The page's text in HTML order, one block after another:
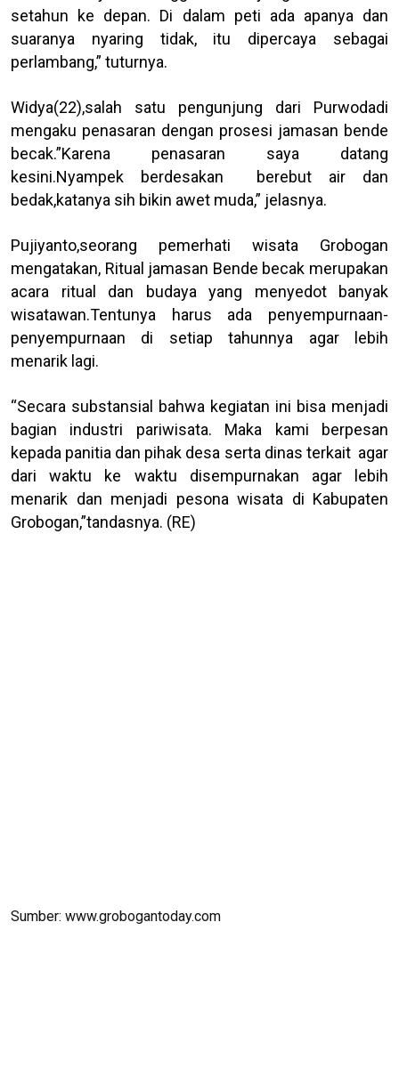
setahun ke depan. Di dalam peti ada apanya dan
suaranya nyaring tidak, itu dipercaya sebagai
perlambang,” tuturnya.
Widya(22),salah satu pengunjung dari Purwodadi
mengaku penasaran dengan prosesi jamasan bende
becak.”Karena penasaran saya datang
kesini.Nyampek berdesakan berebut air dan
bedak,katanya sih bikin awet muda,” jelasnya.
Pujiyanto,seorang pemerhati wisata Grobogan
mengatakan, Ritual jamasan Bende becak merupakan
acara ritual dan budaya yang menyedot banyak
wisatawan.Tentunya harus ada penyempurnaan-
penyempurnaan di setiap tahunnya agar lebih
menarik lagi.
“Secara substansial bahwa kegiatan ini bisa menjadi
bagian industri pariwisata. Maka kami berpesan
kepada panitia dan pihak desa serta dinas terkait agar
dari waktu ke waktu disempurnakan agar lebih
menarik dan menjadi pesona wisata di Kabupaten
Grobogan,”tandasnya. (RE)
Sumber: www.grobogantoday.com